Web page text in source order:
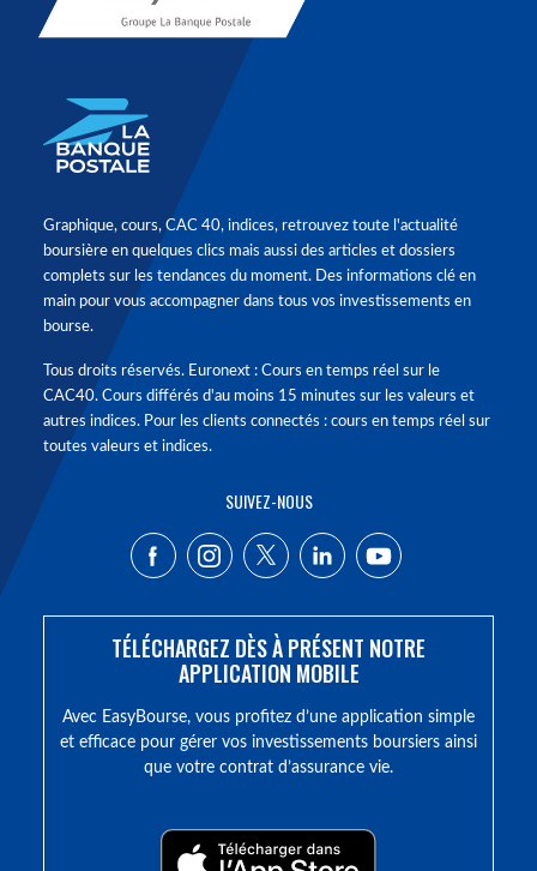
Graphique, cours, CAC 40, indices, retrouvez toute l'actualité
boursière en quelques clics mais aussi des articles et dossiers
complets sur les tendances du moment. Des informations clé en
main pour vous accompagner dans tous vos investissements en
bourse.
Tous droits réservés. Euronext : Cours en temps réel sur le
CAC40. Cours différés d'au moins 15 minutes sur les valeurs et
autres indices. Pour les clients connectés : cours en temps réel sur
toutes valeurs et indices.
SUIVEZ-NOUS
TÉLÉCHARGEZ DÈS À PRÉSENT NOTRE
APPLICATION MOBILE
Avec EasyBourse, vous profitez d’une application simple
et efficace pour gérer vos investissements boursiers ainsi
que votre contrat d’assurance vie.